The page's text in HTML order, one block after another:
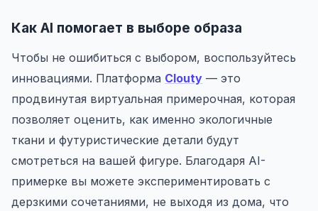
Как AI помогает в выборе образа
Чтобы не ошибиться с выбором, воспользуйтесь
инновациями. Платформа Clouty — это
продвинутая виртуальная примерочная, которая
позволяет оценить, как именно экологичные
ткани и футуристические детали будут
смотреться на вашей фигуре. Благодаря AI-
примерке вы можете экспериментировать с
дерзкими сочетаниями, не выходя из дома, что